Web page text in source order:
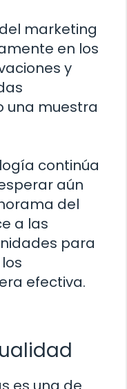
marketing
en los
y
una muestra
continúa
aún
del
a las
para
efectiva.